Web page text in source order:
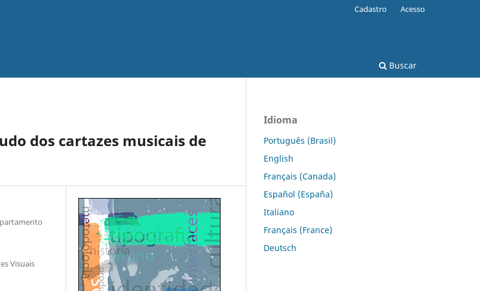
Buscar
Cadastro Acesso
dos cartazes musicais de
Visuais
Idioma
Português (Brasil)
English
Français (Canada)
Español (España)
Italiano
Français (France)
Deutsch